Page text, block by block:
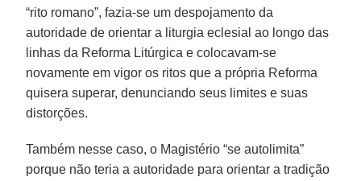
“rito romano”, fazia-se um despojamento da
autoridade de orientar a liturgia eclesial ao longo das
linhas da Reforma Litúrgica e colocavam-se
novamente em vigor os ritos que a própria Reforma
quisera superar, denunciando seus limites e suas
distorções.
Também nesse caso, o Magistério “se autolimita”
porque não teria a autoridade para orientar a tradição